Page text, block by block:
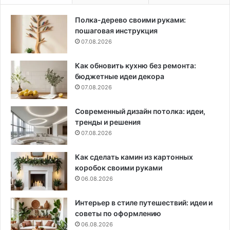
Полка-дерево своими руками:
пошаговая инструкция
07.08.2026
Как обновить кухню без ремонта:
бюджетные идеи декора
07.08.2026
Современный дизайн потолка: идеи,
тренды и решения
07.08.2026
Как сделать камин из картонных
коробок своими руками
06.08.2026
Интерьер в стиле путешествий: идеи и
советы по оформлению
06.08.2026